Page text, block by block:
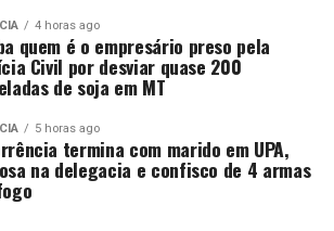
4 horas ago
quem é o empresário preso pela
Civil por desviar quase 200
de soja em MT
5 horas ago
termina com marido em UPA,
na delegacia e confisco de 4 armas